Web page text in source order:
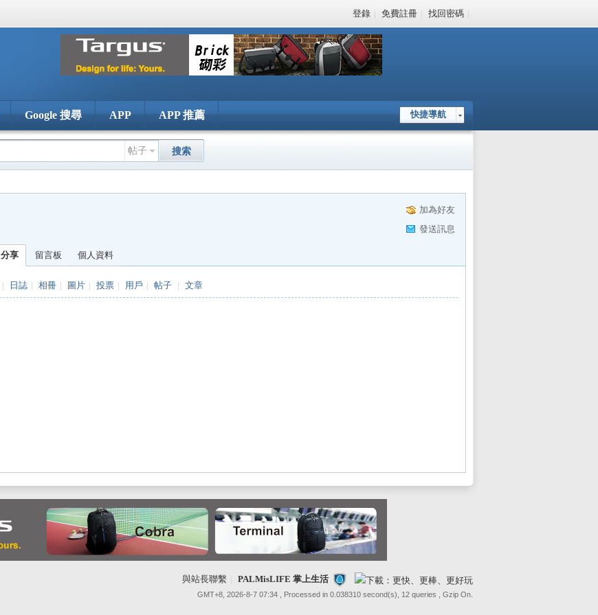
登錄 | 免費註冊 | 找回密碼 |
快捷導航
Google 搜尋 APP APP 推薦
帖子 搜索
加為好友
發送訊息
分享 留言板 個人資料
| 日誌 | 相冊 | 圖片 | 投票 | 用戶 | 帖子 | 文章
與站長聯繫 PALMisLIFE 掌上生活
GMT+8, 2026-8-7 07:34 , Processed in 0.038310 second(s), 12 queries , Gzip On.